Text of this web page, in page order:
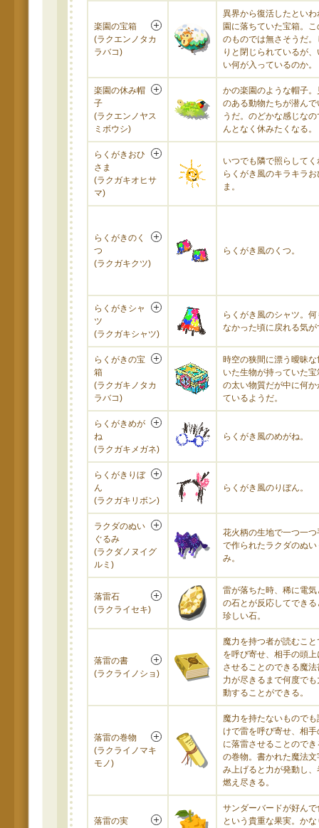
楽園の宝箱
(ラクエンノタカ
ラバコ)
異界から復活したといわ
園に落ちていた宝箱。
のものでは無さそうだ。
りと閉じられているが
い何が入っているのか。
楽園の休み帽
子
(ラクエンノヤス
ミボウシ)
かの楽園のような帽子。
のある動物たちが潜んで
うだ。のどかな感じな
んとなく休みたくなる。
らくがきおひ
さま
(ラクガキオヒサ
マ)
いつでも隣で照らしてく
らくがき風のキラキラお
ま。
らくがきのく
つ
(ラクガキクツ)
らくがき風のくつ。
らくがきシャ
ツ
(ラクガキシャツ)
らくがき風のシャツ。
なかった頃に戻れる気が
らくがきの宝
箱
(ラクガキノタカ
ラバコ)
時空の狭間に漂う曖昧な
いた生物が持っていた宝
の太い物質だが中に何か
ているようだ。
らくがきめが
ね
(ラクガキメガネ)
らくがき風のめがね。
らくがきりぼ
ん
(ラクガキリボン)
らくがき風のりぼん。
ラクダのぬい
ぐるみ
(ラクダノヌイグ
ルミ)
花火柄の生地で一つ一つ
で作られたラクダのぬい
み。
落雷石
(ラクライセキ)
雷が落ちた時、稀に電気
の石とが反応してできる
珍しい石。
落雷の書
(ラクライノショ)
魔力を持つ者が読むこと
を呼び寄せ、相手の頭上
させることのできる魔法
力が尽きるまで何度でも
動することができる。
落雷の巻物
(ラクライノマキ
モノ)
魔力を持たないものでも
けで雷を呼び寄せ、相手
に落雷させることのでき
の巻物。書かれた魔法文
み上げると力が発動し、
燃え尽きる。
落雷の実
サンダーバードが好んで
という貴重な果実。か